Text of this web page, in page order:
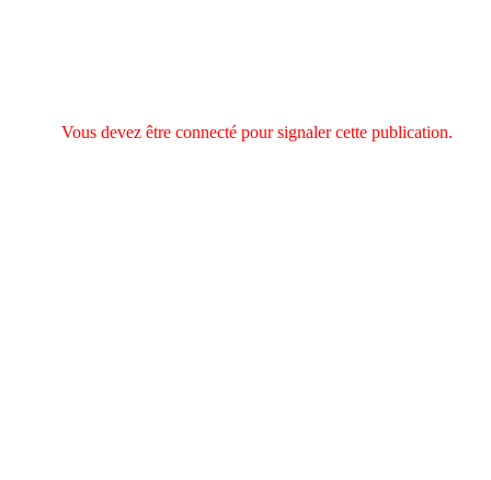
Vous devez être connecté pour signaler cette publication.